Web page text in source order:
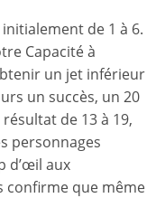
de 1 à 6.
Capacité à
un jet inférieur
un succès, un 20
de 13 à 19,
personnages
d’œil aux
confirme que même